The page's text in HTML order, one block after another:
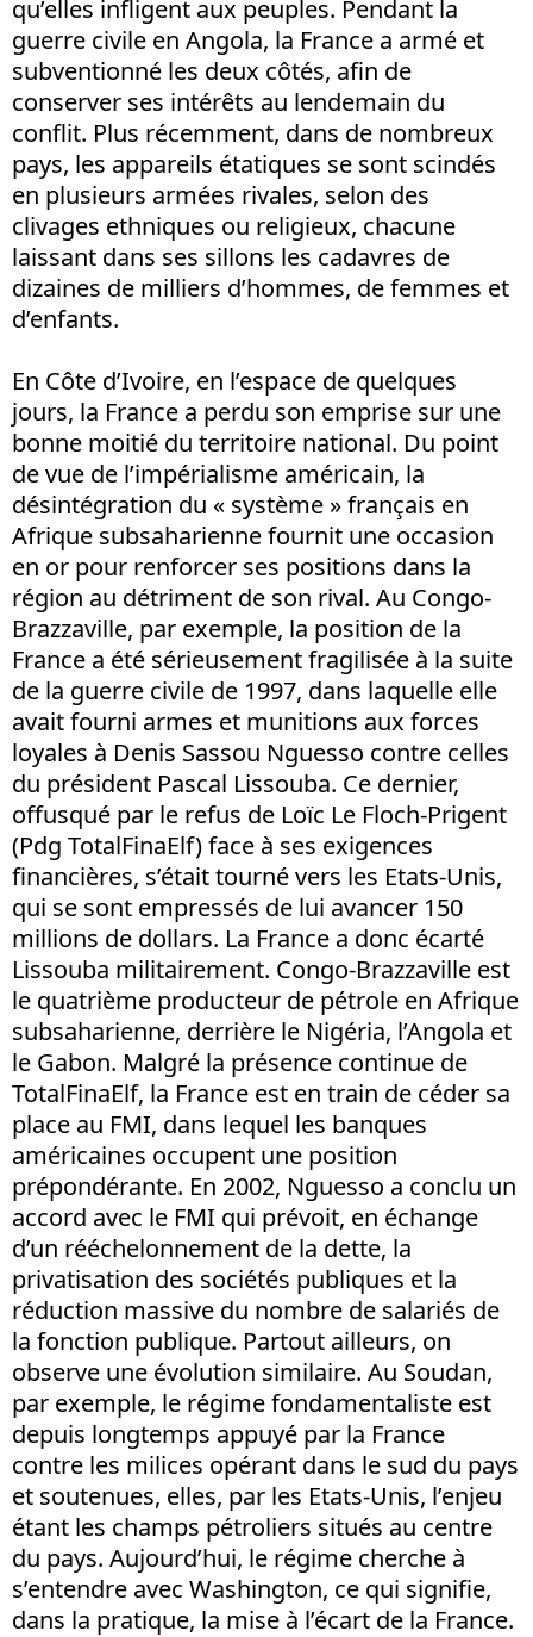
qu’elles infligent aux peuples. Pendant la
guerre civile en Angola, la France a armé et
subventionné les deux côtés, afin de
conserver ses intérêts au lendemain du
conflit. Plus récemment, dans de nombreux
pays, les appareils étatiques se sont scindés
en plusieurs armées rivales, selon des
clivages ethniques ou religieux, chacune
laissant dans ses sillons les cadavres de
dizaines de milliers d’hommes, de femmes et
d’enfants.
En Côte d’Ivoire, en l’espace de quelques
jours, la France a perdu son emprise sur une
bonne moitié du territoire national. Du point
de vue de l’impérialisme américain, la
désintégration du « système » français en
Afrique subsaharienne fournit une occasion
en or pour renforcer ses positions dans la
région au détriment de son rival. Au Congo-
Brazzaville, par exemple, la position de la
France a été sérieusement fragilisée à la suite
de la guerre civile de 1997, dans laquelle elle
avait fourni armes et munitions aux forces
loyales à Denis Sassou Nguesso contre celles
du président Pascal Lissouba. Ce dernier,
offusqué par le refus de Loïc Le Floch-Prigent
(Pdg TotalFinaElf) face à ses exigences
financières, s’était tourné vers les Etats-Unis,
qui se sont empressés de lui avancer 150
millions de dollars. La France a donc écarté
Lissouba militairement. Congo-Brazzaville est
le quatrième producteur de pétrole en Afrique
subsaharienne, derrière le Nigéria, l’Angola et
le Gabon. Malgré la présence continue de
TotalFinaElf, la France est en train de céder sa
place au FMI, dans lequel les banques
américaines occupent une position
prépondérante. En 2002, Nguesso a conclu un
accord avec le FMI qui prévoit, en échange
d’un rééchelonnement de la dette, la
privatisation des sociétés publiques et la
réduction massive du nombre de salariés de
la fonction publique. Partout ailleurs, on
observe une évolution similaire. Au Soudan,
par exemple, le régime fondamentaliste est
depuis longtemps appuyé par la France
contre les milices opérant dans le sud du pays
et soutenues, elles, par les Etats-Unis, l’enjeu
étant les champs pétroliers situés au centre
du pays. Aujourd’hui, le régime cherche à
s’entendre avec Washington, ce qui signifie,
dans la pratique, la mise à l’écart de la France.